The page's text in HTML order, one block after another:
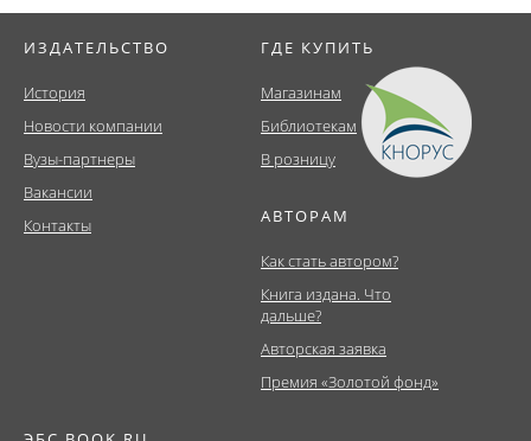
ИЗДАТЕЛЬСТВО
История
Новости компании
Вузы-партнеры
Вакансии
Контакты
ГДЕ КУПИТЬ
Магазинам
Библиотекам
В розницу
АВТОРАМ
Как стать автором?
Книга издана. Что
дальше?
Авторская заявка
Премия «Золотой фонд»